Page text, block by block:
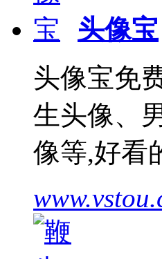
头像宝
头像宝免
生头像、
像等,好看